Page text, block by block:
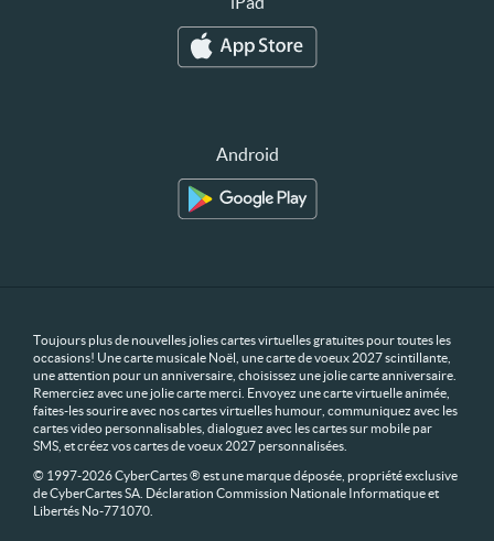
Android
Toujours plus de nouvelles jolies cartes virtuelles gratuites pour toutes les
occasions! Une carte musicale Noël, une carte de voeux 2027 scintillante,
une attention pour un anniversaire, choisissez une jolie carte anniversaire.
Remerciez avec une jolie carte merci. Envoyez une carte virtuelle animée,
faites-les sourire avec nos cartes virtuelles humour, communiquez avec les
cartes video personnalisables, dialoguez avec les cartes sur mobile par
SMS, et créez vos cartes de voeux 2027 personnalisées.
© 1997-2026 CyberCartes ® est une marque déposée, propriété exclusive
de CyberCartes SA. Déclaration Commission Nationale Informatique et
Libertés No-771070.